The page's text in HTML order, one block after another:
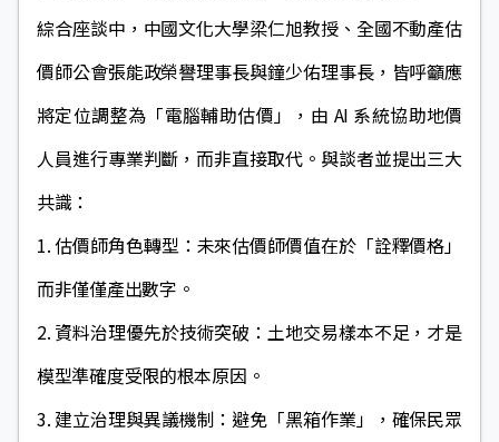
綜合座談中，中國文化大學梁仁旭教授、全國不動產估
價師公會張能政榮譽理事長與鐘少佑理事長，皆呼籲應
將定位調整為「電腦輔助估價」，由 AI 系統協助地價
人員進行專業判斷，而非直接取代。與談者並提出三大
共識：
1. 估價師角色轉型：未來估價師價值在於「詮釋價格」
而非僅僅產出數字。
2. 資料治理優先於技術突破：土地交易樣本不足，才是
模型準確度受限的根本原因。
3. 建立治理與異議機制：避免「黑箱作業」，確保民眾